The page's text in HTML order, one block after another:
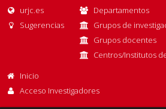
urjc.es
Sugerencias
Departamentos
Grupos de
Grupos docentes
Centros/Institutos
Inicio
Acceso Investigadores